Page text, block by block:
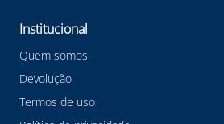
Institucional
Quem somos
Devolução
Termos de uso